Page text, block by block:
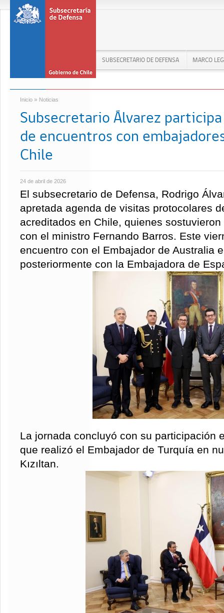
SUBSECRETARIO DE DEFENSA MARCO
Inicio » Noticias
Subsecretario Álvarez
de encuentros con
Chile
24 de abril de 2026
El subsecretario de Defensa, Rodrigo
apretada agenda de visitas protocolares
acreditados en Chile, quienes
con el ministro Fernando Barros. Este
encuentro con el Embajador de Australia
posteriormente con la Embajadora de
La jornada concluyó con su participación
que realizó el Embajador de Turquía en
Kızıltan.